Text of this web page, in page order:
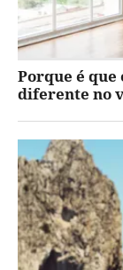
Porque é
diferente no